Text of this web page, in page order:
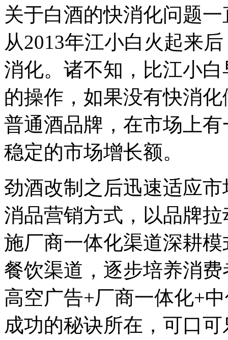
关于白酒的快消化问题
从2013年江小白火起来
消化。诸不知，比江小
的操作，如果没有快消
普通酒品牌，在市场上
稳定的市场增长额。
劲酒改制之后迅速适应
消品营销方式，以品牌
施厂商一体化渠道深耕
餐饮渠道，逐步培养消
高空广告+厂商一体化+
成功的秘诀所在，可口